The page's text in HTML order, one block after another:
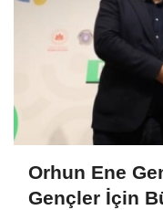
Orhun Ene
Gençler İçin